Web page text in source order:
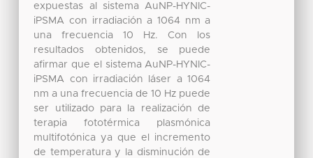
expuestas al sistema AuNP-HYNIC-
iPSMA con irradiación a 1064 nm a
una frecuencia 10 Hz. Con los
resultados obtenidos, se puede
afirmar que el sistema AuNP-HYNIC-
iPSMA con irradiación láser a 1064
nm a una frecuencia de 10 Hz puede
ser utilizado para la realización de
terapia fototérmica plasmónica
multifotónica ya que el incremento
de temperatura y la disminución de